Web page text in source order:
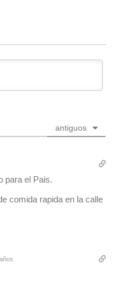
antiguos
para el Pais.
comida rapida en la calle